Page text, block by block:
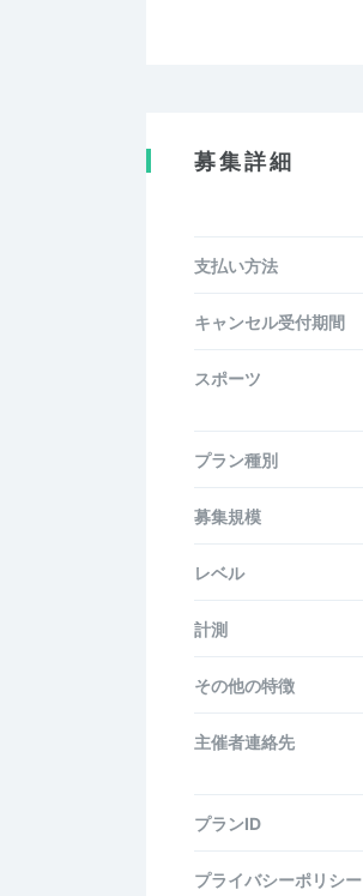
募集詳細
支払い方法
キャンセル受付期間
スポーツ
プラン種別
募集規模
レベル
計測
その他の特徴
主催者連絡先
プランID
プライバシーポリシー